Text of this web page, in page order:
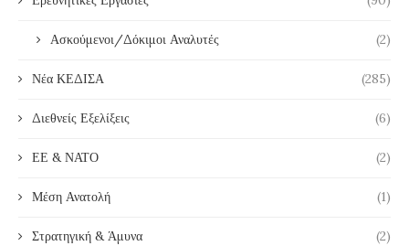
Ασκούμενοι/Δόκιμοι Αναλυτές (2)
Νέα ΚΕΔΙΣΑ (285)
Διεθνείς Εξελίξεις (6)
ΕΕ & ΝΑΤΟ (2)
Μέση Ανατολή (1)
Στρατηγική & Άμυνα (2)